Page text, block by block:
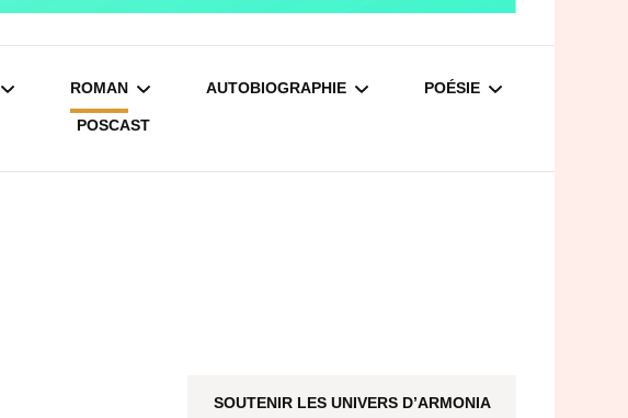
ROMAN AUTOBIOGRAPHIE POÉSIE
POSCAST
SOUTENIR LES UNIVERS D’ARMONIA